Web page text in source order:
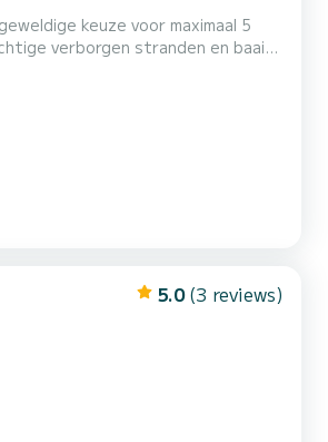
keuze voor maximaal 5
De boot is uitgerust
5.0 (3 reviews)